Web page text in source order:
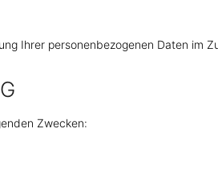
Ihrer personenbezogenen Daten
Zwecken: